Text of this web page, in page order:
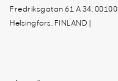
Fredriksgatan 61 A 34, 00100
Helsingfors, FINLAND |